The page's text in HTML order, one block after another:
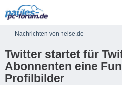
Nachrichten von heise.de
Twitter startet für
Abonnenten eine
Profilbilder